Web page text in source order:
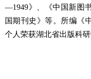
—1949》、《中国新图
国期刊史》等。所编《
个人荣获湖北省出版科研